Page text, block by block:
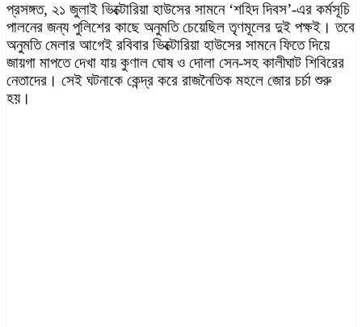
প্রসঙ্গত, ২১ জুলাই ভিক্টোরিয়া হাউসের সামনে ‘শহিদ দিবস’-এর কর্মসূচি
পালনের জন্য পুলিশের কাছে অনুমতি চেয়েছিল তৃণমূলের দুই পক্ষই। তবে
অনুমতি মেলার আগেই রবিবার ভিক্টোরিয়া হাউসের সামনে ফিতে দিয়ে
জায়গা মাপতে দেখা যায় কুণাল ঘোষ ও দোলা সেন-সহ কালীঘাট শিবিরের
নেতাদের। সেই ঘটনাকে কেন্দ্র করে রাজনৈতিক মহলে জোর চর্চা শুরু
হয়।